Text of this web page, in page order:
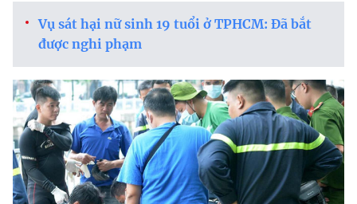
Vụ sát hại nữ sinh 19 tuổi ở TPHCM: Đã bắt
được nghi phạm